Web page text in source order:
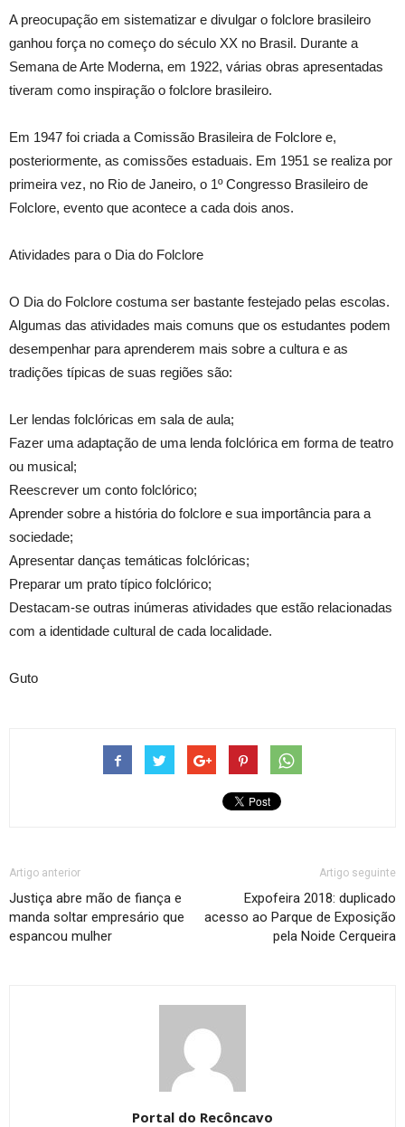
A preocupação em sistematizar e divulgar o folclore brasileiro
ganhou força no começo do século XX no Brasil. Durante a
Semana de Arte Moderna, em 1922, várias obras apresentadas
tiveram como inspiração o folclore brasileiro.
Em 1947 foi criada a Comissão Brasileira de Folclore e,
posteriormente, as comissões estaduais. Em 1951 se realiza por
primeira vez, no Rio de Janeiro, o 1º Congresso Brasileiro de
Folclore, evento que acontece a cada dois anos.
Atividades para o Dia do Folclore
O Dia do Folclore costuma ser bastante festejado pelas escolas.
Algumas das atividades mais comuns que os estudantes podem
desempenhar para aprenderem mais sobre a cultura e as
tradições típicas de suas regiões são:
Ler lendas folclóricas em sala de aula;
Fazer uma adaptação de uma lenda folclórica em forma de teatro
ou musical;
Reescrever um conto folclórico;
Aprender sobre a história do folclore e sua importância para a
sociedade;
Apresentar danças temáticas folclóricas;
Preparar um prato típico folclórico;
Destacam-se outras inúmeras atividades que estão relacionadas
com a identidade cultural de cada localidade.
Guto
Artigo anterior
Justiça abre mão de fiança e
manda soltar empresário que
espancou mulher
Artigo seguinte
Expofeira 2018: duplicado
acesso ao Parque de Exposição
pela Noide Cerqueira
Portal do Recôncavo